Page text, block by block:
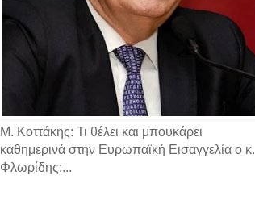
Μ. Κοττάκης: Τι θέλει και μπουκάρει
καθημερινά στην Ευρωπαϊκή Εισαγγελία ο κ.
Φλωρίδης;...